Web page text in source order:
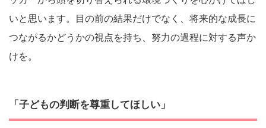
いと思います。目の前の結果だけでなく、将来的な成長に
つながるかどうかの視点を持ち、努力の過程に対する声か
けを。
「子どもの判断を尊重してほしい」